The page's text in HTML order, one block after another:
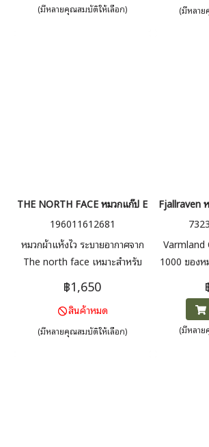
(มีหลายคุณสมบัติให้เลือก)
ช่วยให้
(มีหลา
THE NORTH FACE หมวกแก๊ป EXPLORE CAP
196011612681
หมวกผ้าแห้งไว ระบายอากาศจาก
The north face เหมาะสำหรับ
หรือใช้ในชีวิตประจำวัน
฿1,650
สินค้าหมด
(มีหลายคุณสมบัติให้เลือก)
Fjallraven
Varmland
1000 ของห
สำหรับก
เนื่องจาก
อากาศได้
(มีหลา